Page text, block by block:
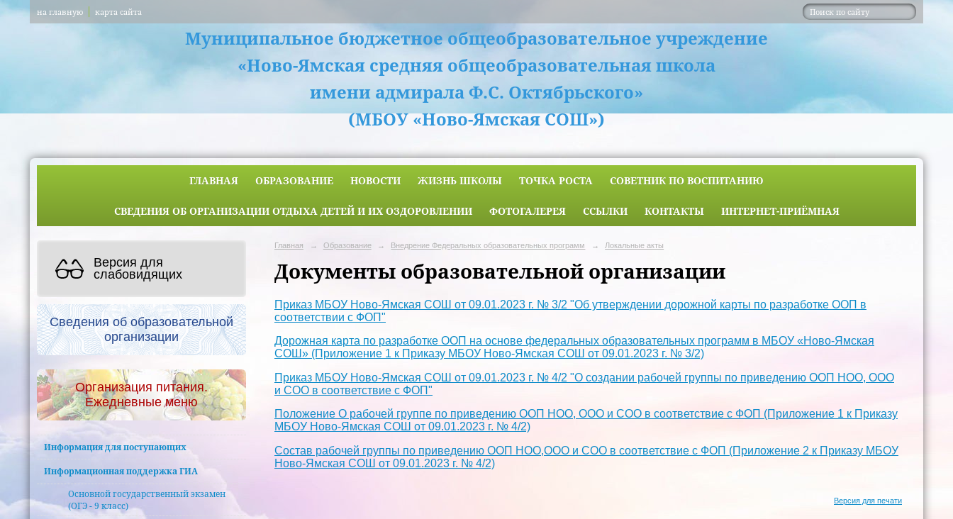
на главную карта сайта
Муниципальное бюджетное общеобразовательное учреждение
«Ново-Ямская средняя общеобразовательная школа
имени адмирала Ф.С. Октябрьского»
(МБОУ «Ново-Ямская СОШ»)
ГЛАВНАЯ ОБРАЗОВАНИЕ НОВОСТИ ЖИЗНЬ ШКОЛЫ ТОЧКА РОСТА СОВЕТНИК ПО ВОСПИТАНИЮ
СВЕДЕНИЯ ОБ ОРГАНИЗАЦИИ ОТДЫХА ДЕТЕЙ И ИХ ОЗДОРОВЛЕНИИ ФОТОГАЛЕРЕЯ ССЫЛКИ КОНТАКТЫ ИНТЕРНЕТ-ПРИЁМНАЯ
Версия для
слабовидящих
Сведения об образовательной
организации
Организация питания.
Ежедневные меню
Информация для поступающих
Информационная поддержка ГИА
Основной государственный экзамен
(ОГЭ - 9 класс)
Главная → Образование → Внедрение Федеральных образовательных программ → Локальные акты
Документы образовательной организации
Приказ МБОУ Ново-Ямская СОШ от 09.01.2023 г. № 3/2 "Об утверждении дорожной карты по разработке ООП в
соответствии с ФОП"
Дорожная карта по разработке ООП на основе федеральных образовательных программ в МБОУ «Ново-Ямская
СОШ» (Приложение 1 к Приказу МБОУ Ново-Ямская СОШ от 09.01.2023 г. № 3/2)
Приказ МБОУ Ново-Ямская СОШ от 09.01.2023 г. № 4/2 "О создании рабочей группы по приведению ООП НОО, ООО
и СОО в соответствие с ФОП"
Положение О рабочей группе по приведению ООП НОО, ООО и СОО в соответствие с ФОП (Приложение 1 к Приказу
МБОУ Ново-Ямская СОШ от 09.01.2023 г. № 4/2)
Состав рабочей группы по приведению ООП НОО,ООО и СОО в соответствие с ФОП (Приложение 2 к Приказу МБОУ
Ново-Ямская СОШ от 09.01.2023 г. № 4/2)
Версия для печати